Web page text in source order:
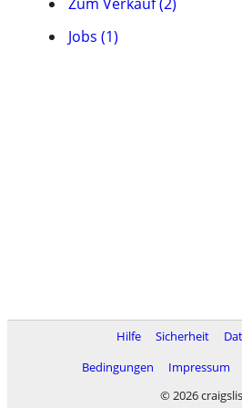
Jobs (1)
Hilfe Sicherheit
Bedingungen
Impressum
© 2026